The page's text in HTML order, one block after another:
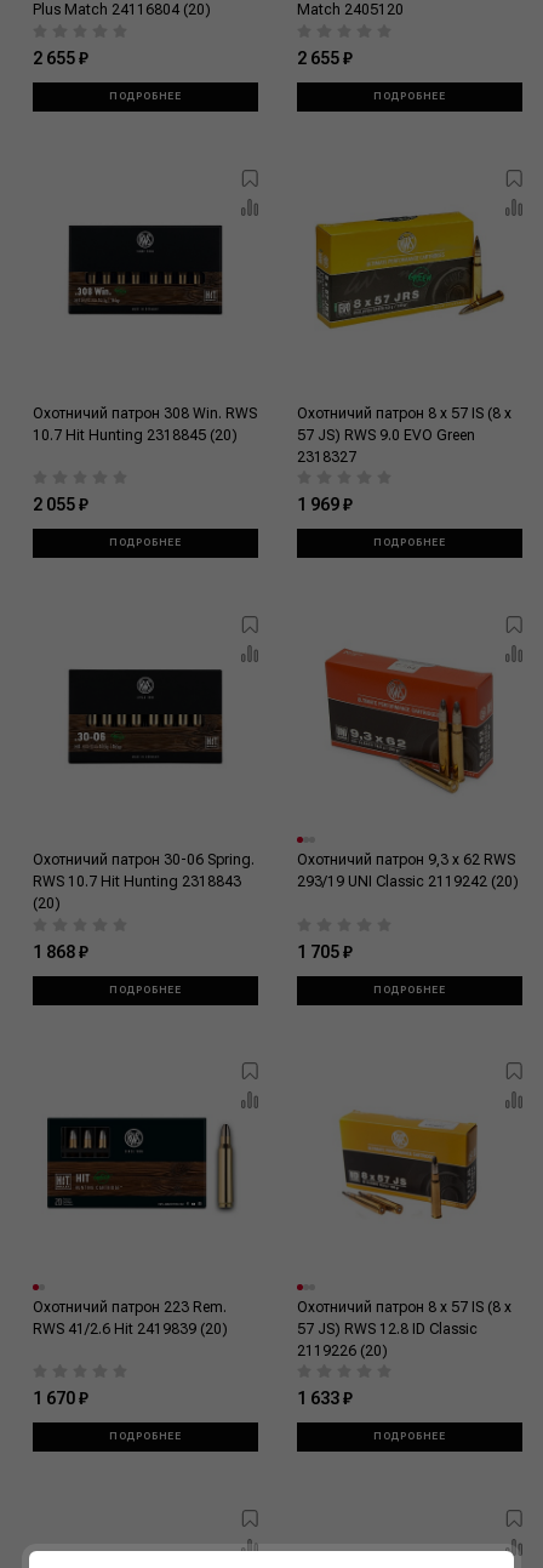
Plus Match 24116804 (20)
2 655 ₽
ПОДРОБНЕЕ
Match 2405120
2 655 ₽
ПОДРОБНЕЕ
Охотничий патрон 308 Win. RWS
10.7 Hit Hunting 2318845 (20)
2 055 ₽
ПОДРОБНЕЕ
Охотничий патрон 8 x 57 IS (8 x
57 JS) RWS 9.0 EVO Green
2318327
1 969 ₽
ПОДРОБНЕЕ
Охотничий патрон 30-06 Spring.
RWS 10.7 Hit Hunting 2318843
(20)
1 868 ₽
ПОДРОБНЕЕ
Охотничий патрон 9,3 x 62 RWS
293/19 UNI Classic 2119242 (20)
1 705 ₽
ПОДРОБНЕЕ
Охотничий патрон 223 Rem.
RWS 41/2.6 Hit 2419839 (20)
1 670 ₽
ПОДРОБНЕЕ
Охотничий патрон 8 x 57 IS (8 x
57 JS) RWS 12.8 ID Classic
2119226 (20)
1 633 ₽
ПОДРОБНЕЕ